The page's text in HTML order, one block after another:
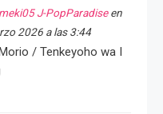
J-PopParadiseen
2026 a las 3:44
/ Tenkeyoho wa I